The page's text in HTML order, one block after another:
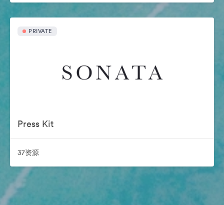
PRIVATE
Press Kit
37资源